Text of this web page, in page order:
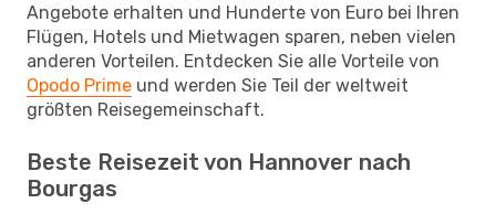
Angebote erhalten und Hunderte von Euro bei Ihren
Flügen, Hotels und Mietwagen sparen, neben vielen
anderen Vorteilen. Entdecken Sie alle Vorteile von
Opodo Prime und werden Sie Teil der weltweit
größten Reisegemeinschaft.
Beste Reisezeit von Hannover nach
Bourgas